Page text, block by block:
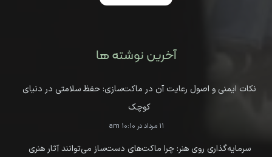
آخرین نوشته ها
نکات ایمنی و اصول رعایت آن در ماکت‌سازی: حفظ سلامتی در دنیای
کوچک
11 مرداد در 10:10 am
سرمایه‌گذاری روی هنر: چرا ماکت‌های دست‌ساز می‌توانند آثار هنری